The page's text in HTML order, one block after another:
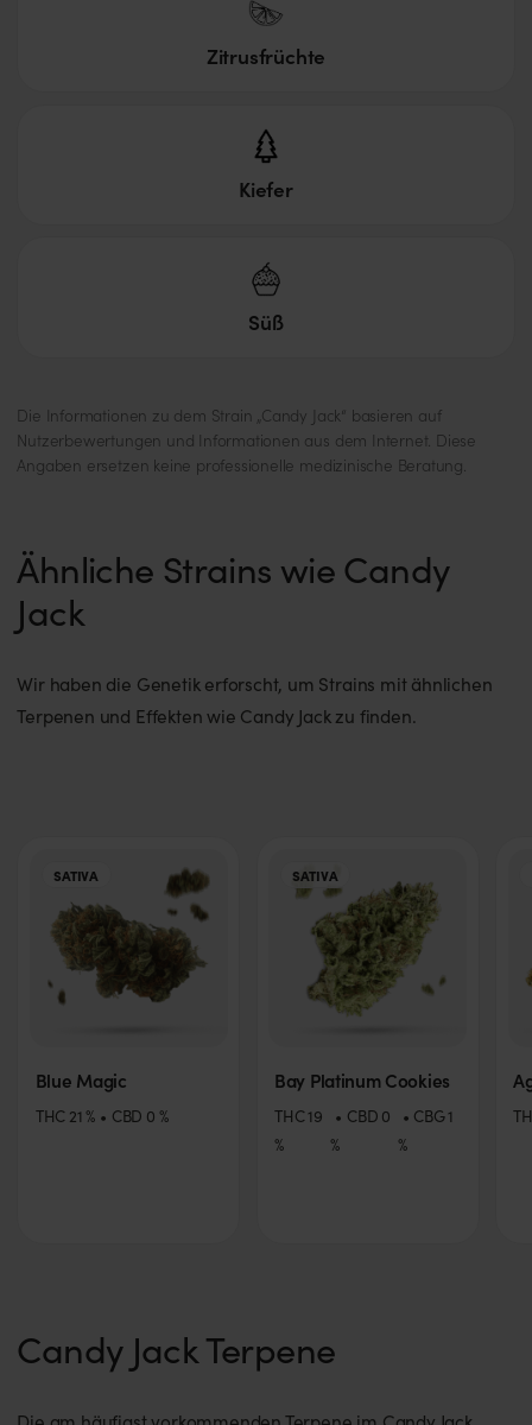
Zitrusfrüchte
Kiefer
Süß
Die Informationen zu dem Strain „Candy Jack“ basieren auf
Nutzerbewertungen und Informationen aus dem Internet. Diese
Angaben ersetzen keine professionelle medizinische Beratung.
Ähnliche Strains wie Candy
Jack
Wir haben die Genetik erforscht, um Strains mit ähnlichen
Terpenen und Effekten wie Candy Jack zu finden.
SATIVA
Blue Magic
THC 21 % CBD 0 %
SATIVA
Bay Platinum Cookies
THC19
%
CBD 0
%
CBG1
%
Candy Jack Terpene